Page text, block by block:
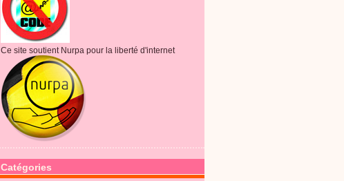
Ce site soutient Nurpa pour la liberté d'internet
Catégories